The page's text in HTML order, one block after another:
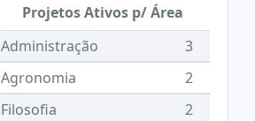
Projetos Ativos p/ Área
Administração
3
Agronomia
2
Filosofia
2